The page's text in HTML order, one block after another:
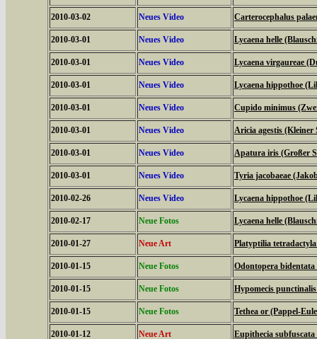
2010-03-02 Neues Video Carterocephalus
2010-03-01 Neues Video Lycaena helle
2010-03-01 Neues Video Lycaena virgaureae
2010-03-01 Neues Video Lycaena hippothoe
2010-03-01 Neues Video Cupido minimus
2010-03-01 Neues Video Aricia agestis (Kleiner
2010-03-01 Neues Video Apatura iris (Großer
2010-03-01 Neues Video Tyria jacobaeae
2010-02-26 Neues Video Lycaena hippothoe
2010-02-17 Neue Fotos Lycaena helle
2010-01-27 Neue Art Platyptilia
2010-01-15 Neue Fotos Odontopera
2010-01-15 Neue Fotos Hypomecis
2010-01-15 Neue Fotos Tethea or (Pappel-
2010-01-12 Neue Art Eupithecia